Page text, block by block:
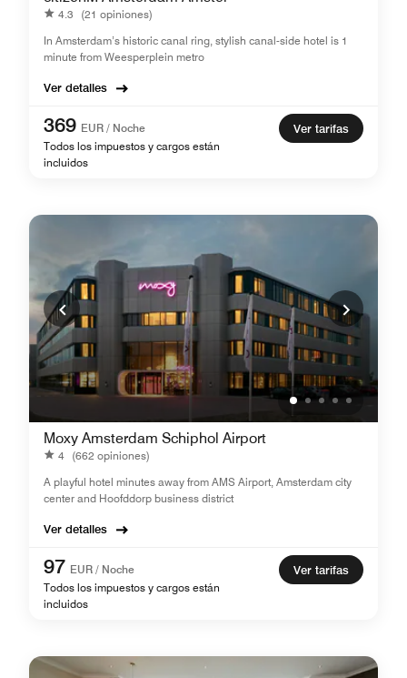
4.3
(21 opiniones)
In Amsterdam’s historic canal ring, stylish canal-side hotel is 1
minute from Weesperplein metro
Ver detalles
369 EUR / Noche
Todos los impuestos y cargos están
incluidos
Ver tarifas
Moxy Amsterdam Schiphol Airport
4 (662 opiniones)
A playful hotel minutes away from AMS Airport, Amsterdam city
center and Hoofddorp business district
Ver detalles
97 EUR / Noche
Todos los impuestos y cargos están
incluidos
Ver tarifas